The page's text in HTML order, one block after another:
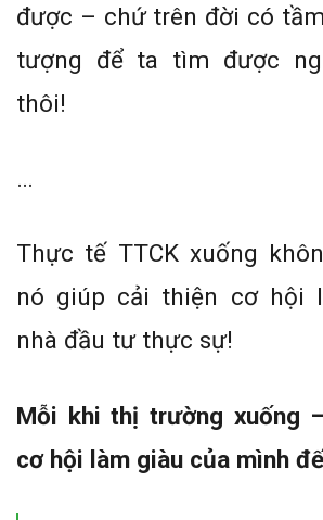
được – chứ trên đời có
tượng để ta tìm được
thôi!
…
Thực tế TTCK xuống
nó giúp cải thiện cơ hội
nhà đầu tư thực sự!
Mỗi khi thị trường xuống
cơ hội làm giàu của mình